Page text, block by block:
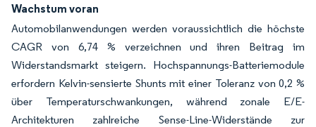
Wachstum voran
Automobilanwendungen werden voraussichtlich die höchste
CAGR von 6,74 % verzeichnen und ihren Beitrag im
Widerstandsmarkt steigern. Hochspannungs-Batteriemodule
erfordern Kelvin-sensierte Shunts mit einer Toleranz von 0,2 %
über Temperaturschwankungen, während zonale E/E-
Architekturen zahlreiche Sense-Line-Widerstände zur